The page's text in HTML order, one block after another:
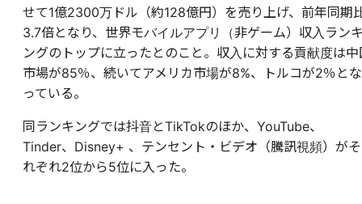
せて1億2300万ドル（約128億円）を売り上げ、前年同期
3.7倍となり、世界モバイルアプリ（非ゲーム）収入ラン
ングのトップに立ったとのこと。収入に対する貢献度は中
市場が85％、続いてアメリカ市場が8%、トルコが2％とな
っている。
同ランキングでは抖音とTikTokのほか、YouTube、
Tinder、Disney+ 、テンセント・ビデオ（騰訊視頻）がそ
れぞれ2位から5位に入った。